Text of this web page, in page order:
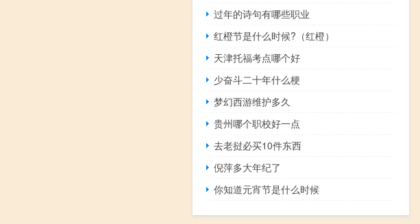
过年的诗句有哪些职业
红橙节是什么时候?（红橙）
天津托福考点哪个好
少奋斗二十年什么梗
梦幻西游维护多久
贵州哪个职校好一点
去老挝必买10件东西
倪萍多大年纪了
你知道元宵节是什么时候